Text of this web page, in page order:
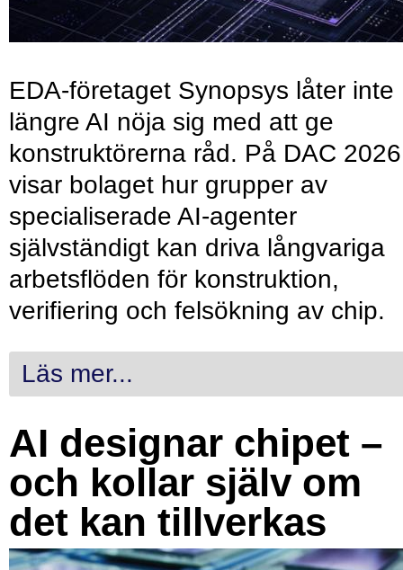
EDA-företaget Synopsys låter inte
längre AI nöja sig med att ge
konstruktörerna råd. På DAC 2026
visar bolaget hur grupper av
specialiserade AI-agenter
självständigt kan driva långvariga
arbetsflöden för konstruktion,
verifiering och felsökning av chip.
Läs mer...
AI designar chipet –
och kollar själv om
det kan tillverkas